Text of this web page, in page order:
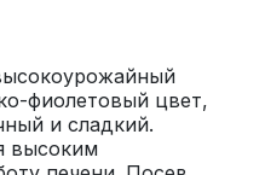
фиолетовый цвет,
и сладкий.
высоким